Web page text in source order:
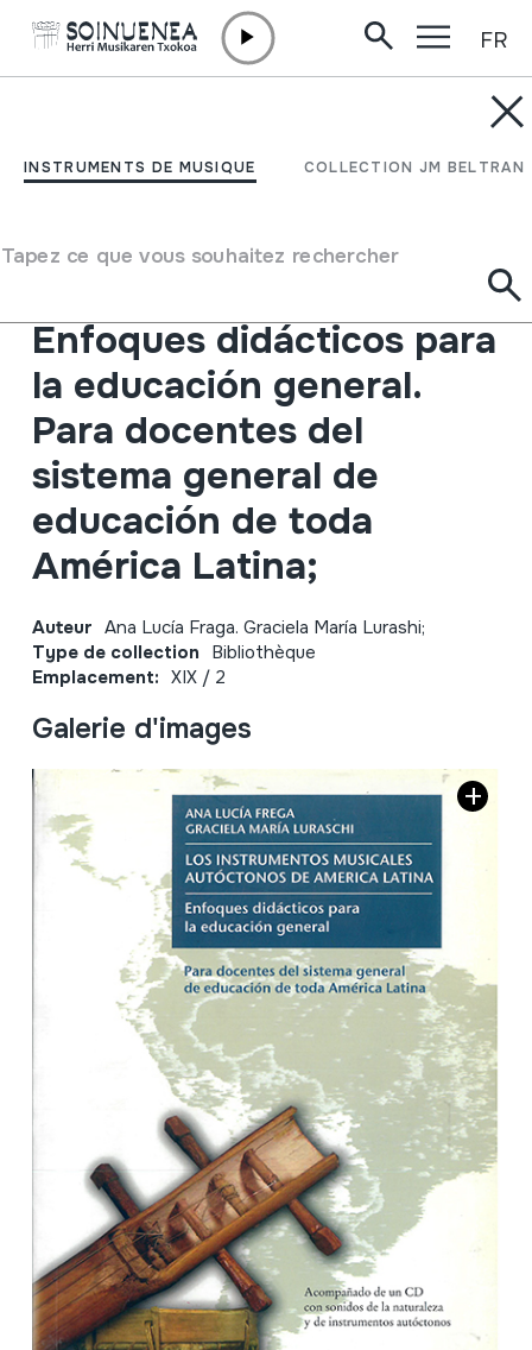
INSTRUMENTS DE MUSIQUE COLLECTION JM BELTRAN
Tapez ce que vous souhaitez rechercher
FR
LOS INSTRUMENTOS
AUTOCTONOS DE
Enfoques didácticos para
la educación general.
Para docentes del
sistema general de
educación de toda
América Latina;
Auteur Ana Lucía Fraga. Graciela María Lurashi;
Type de collection Bibliothèque
Emplacement: XIX / 2
Galerie d'images